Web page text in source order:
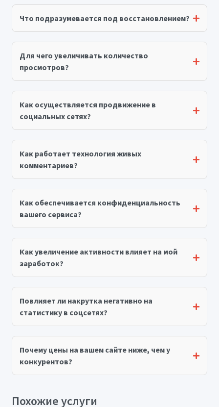
Что подразумевается под восстановлением?
Для чего увеличивать количество
просмотров?
Как осуществляется продвижение в
социальных сетях?
Как работает технология живых
комментариев?
Как обеспечивается конфиденциальность
вашего сервиса?
Как увеличение активности влияет на мой
заработок?
Повлияет ли накрутка негативно на
статистику в соцсетях?
Почему цены на вашем сайте ниже, чем у
конкурентов?
Похожие услуги